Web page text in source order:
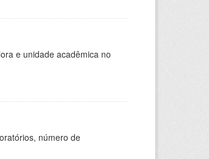
e unidade acadêmica no
número de